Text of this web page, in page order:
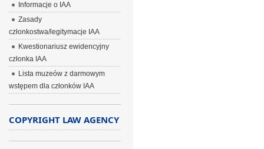
Informacje o IAA
Zasady
członkostwa/legitymacje IAA
Kwestionariusz ewidencyjny
członka IAA
Lista muzeów z darmowym
wstępem dla członków IAA
COPYRIGHT LAW AGENCY